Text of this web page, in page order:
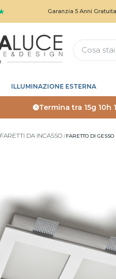
Garanzia 5 Anni Gratuita
ILLUMINAZIONE ESTERNA
Termina tra 15g 10h
FARETTI DA INCASSO FARETTO DI